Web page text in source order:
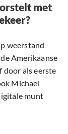
met
weerstand
Amerikaanse
door als eerste
Michael
munt